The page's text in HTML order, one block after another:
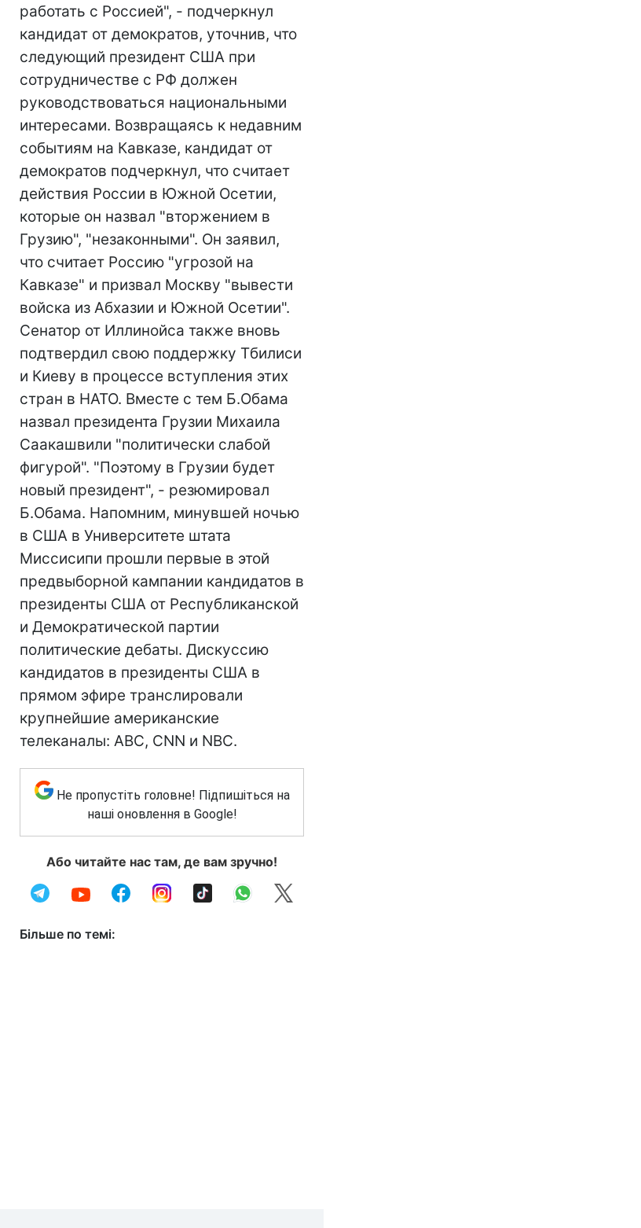
работать с Россией", - подчеркнул
кандидат от демократов, уточнив, что
следующий президент США при
сотрудничестве с РФ должен
руководствоваться национальными
интересами. Возвращаясь к недавним
событиям на Кавказе, кандидат от
демократов подчеркнул, что считает
действия России в Южной Осетии,
которые он назвал "вторжением в
Грузию", "незаконными". Он заявил,
что считает Россию "угрозой на
Кавказе" и призвал Москву "вывести
войска из Абхазии и Южной Осетии".
Сенатор от Иллинойса также вновь
подтвердил свою поддержку Тбилиси
и Киеву в процессе вступления этих
стран в НАТО. Вместе с тем Б.Обама
назвал президента Грузии Михаила
Саакашвили "политически слабой
фигурой". "Поэтому в Грузии будет
новый президент", - резюмировал
Б.Обама. Напомним, минувшей ночью
в США в Университете штата
Миссисипи прошли первые в этой
предвыборной кампании кандидатов в
президенты США от Республиканской
и Демократической партии
политические дебаты. Дискуссию
кандидатов в президенты США в
прямом эфире транслировали
крупнейшие американские
телеканалы: ABC, CNN и NBC.
Не пропустіть головне! Підпишіться на
наші оновлення в Google!
Або читайте нас там, де вам зручно!
Більше по темі: